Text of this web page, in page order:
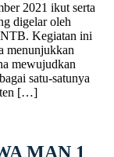
2021 ikut serta
digelar oleh
Kegiatan ini
menunjukkan
mewujudkan
satu-satunya
[…]
MAN 1